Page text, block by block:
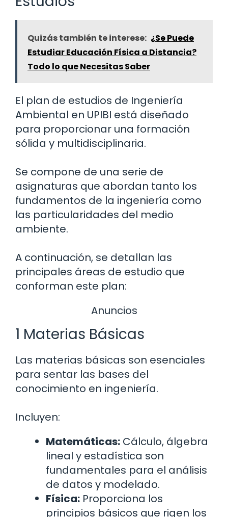
Quizás también te interese: ¿Se Puede
Estudiar Educación Física a Distancia?
Todo lo que Necesitas Saber
El plan de estudios de Ingeniería
Ambiental en UPIBI está diseñado
para proporcionar una formación
sólida y multidisciplinaria.
Se compone de una serie de
asignaturas que abordan tanto los
fundamentos de la ingeniería como
las particularidades del medio
ambiente.
A continuación, se detallan las
principales áreas de estudio que
conforman este plan:
Anuncios
1 Materias Básicas
Las materias básicas son esenciales
para sentar las bases del
conocimiento en ingeniería.
Incluyen:
Matemáticas: Cálculo, álgebra
lineal y estadística son
fundamentales para el análisis
de datos y modelado.
Física: Proporciona los
principios básicos que rigen los